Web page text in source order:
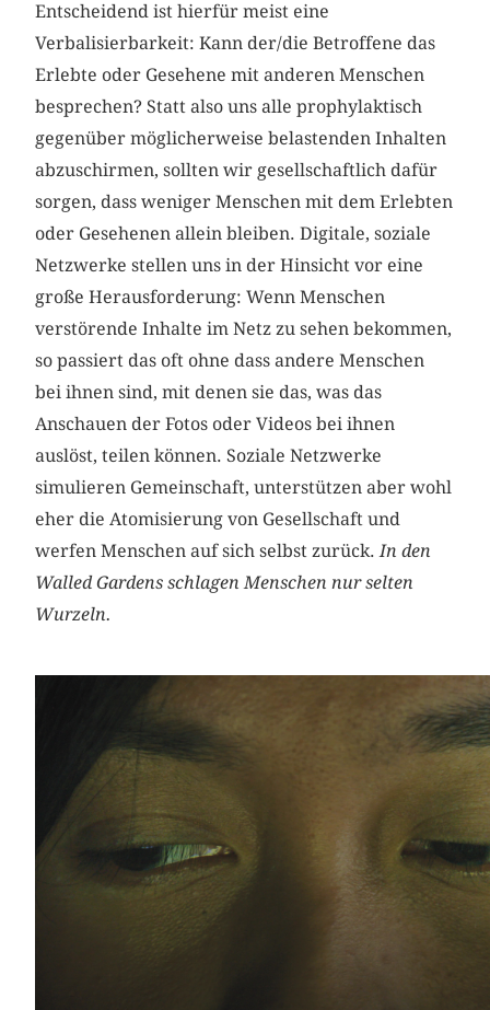
Entscheidend ist hierfür meist eine
Verbalisierbarkeit: Kann der/die Betroffene das
Erlebte oder Gesehene mit anderen Menschen
besprechen? Statt also uns alle prophylaktisch
gegenüber möglicherweise belastenden Inhalten
abzuschirmen, sollten wir gesellschaftlich dafür
sorgen, dass weniger Menschen mit dem Erlebten
oder Gesehenen allein bleiben. Digitale, soziale
Netzwerke stellen uns in der Hinsicht vor eine
große Herausforderung: Wenn Menschen
verstörende Inhalte im Netz zu sehen bekommen,
so passiert das oft ohne dass andere Menschen
bei ihnen sind, mit denen sie das, was das
Anschauen der Fotos oder Videos bei ihnen
auslöst, teilen können. Soziale Netzwerke
simulieren Gemeinschaft, unterstützen aber wohl
eher die Atomisierung von Gesellschaft und
werfen Menschen auf sich selbst zurück.In den
Walled Gardens schlagen Menschen nur selten
Wurzeln.